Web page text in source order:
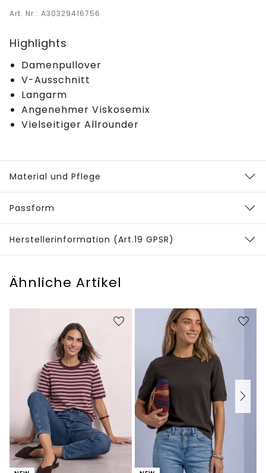
Art. Nr.: A30329416756
Highlights
Damenpullover
V-Ausschnitt
Langarm
Angenehmer Viskosemix
Vielseitiger Allrounder
Material und Pflege
Passform
Herstellerinformation (Art.19 GPSR)
Ähnliche Artikel